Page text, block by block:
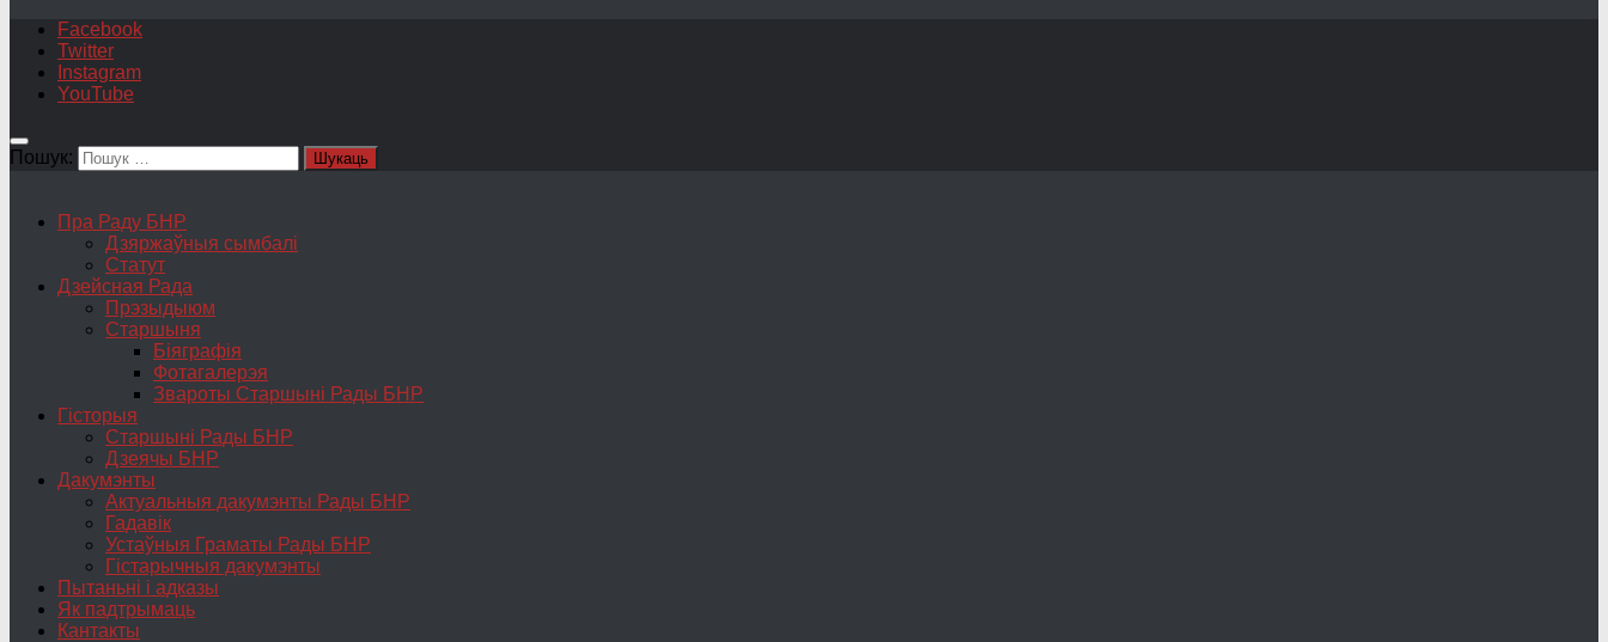
Facebook
Twitter
Instagram
YouTube
Пошук:
Пра Раду БНР
Дзяржаўныя сымбалі
Статут
Дзейсная Рада
Прэзыдыюм
Старшыня
Біяграфія
Фотагалерэя
Звароты Старшыні Рады БНР
Гісторыя
Старшыні Рады БНР
Дзеячы БНР
Дакумэнты
Актуальныя дакумэнты Рады БНР
Гадавік
Устаўныя Граматы Рады БНР
Гістарычныя дакумэнты
Пытаньні і адказы
Як падтрымаць
Кантакты